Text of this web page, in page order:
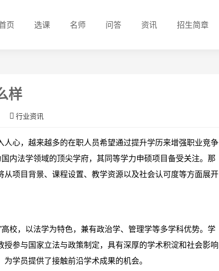
页 选课 名师 问答 资讯 招生简章
样
行业资讯
心，越来越多的在职人员希望通过提升学历来增强职业竞争
内法学领域的顶尖学府，其同等学力申硕项目备受关注。那
从项目背景、课程设置、教学资源以及社会认可度等方面展开
校，以法学为特色，兼有政治学、管理学等多学科优势。学
参与国家立法与政策制定，具有深厚的学术积淀和社会影响
学员提供了接触前沿学术成果的机会。